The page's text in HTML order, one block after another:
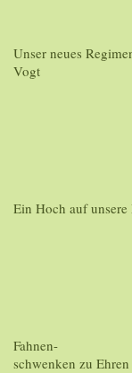
Unser neues
Vogt
Ein Hoch auf unsere
Fahnen-
schwenken zu